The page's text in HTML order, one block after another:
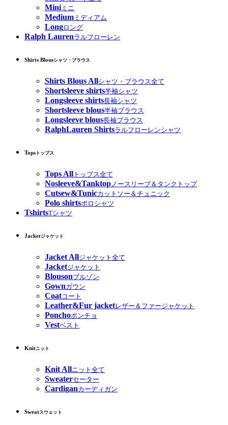
Miniミニ
Medium ミディアム
Longロング
Ralph Laurenラルフローレン
Shirts Blousシャツ・ブラウス
Shirts Blous Allシャツ・ブラウス全て
Shortsleeve shirts半袖シャツ
Longsleeve shirts長袖シャツ
Shortsleeve blous半袖ブラウス
Longsleeve blous長袖ブラウス
RalphLauren Shirtsラルフローレンシャツ
Tops トップス
Tops All トップス全て
Nosleeve&Tanktopノースリーブ＆タンクトップ
Cutsew&Tunicカットソー＆チュニック
Polo shirtsポロシャツ
TshirtsTシャツ
Jacketジャケット
Jacket Allジャケット全て
Jacketジャケット
Blousonブルゾン
Gownガウン
Coatコート
Leather&Fur jacketレザー＆ファージャケット
Ponchoポンチョ
Vestベスト
Knitニット
Knit Allニット全て
Sweaterセーター
Cardiganカーディガン
Sweatスウェット